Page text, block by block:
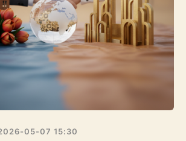
05-07 15:30